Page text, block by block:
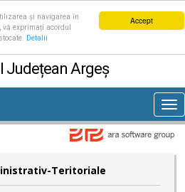
Accept
și navigarea în
exprimați acordul
Detalii
Județean Argeș
Teritoriale